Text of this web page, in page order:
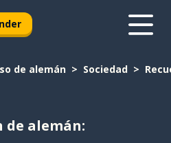
de alemán Sociedad
de alemán: